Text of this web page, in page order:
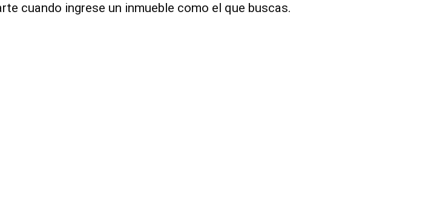
cuando ingrese un inmueble como el que buscas.